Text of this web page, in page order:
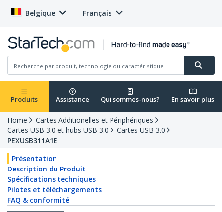
Belgique Français
Produits Assistance Qui sommes-nous? En savoir plus
Home
Cartes Additionelles et Périphériques
Cartes USB 3.0 et hubs USB 3.0
Cartes USB 3.0
PEXUSB311A1E
Présentation
Description du Produit
Spécifications techniques
Pilotes et téléchargements
FAQ & conformité